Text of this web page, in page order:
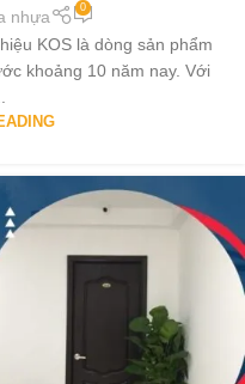
nhựa 0
KOS là dòng sản phẩm
khoảng 10 năm nay. Với